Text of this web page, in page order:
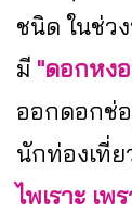
ชนิด ในช่ว
มี "ดอกหง
ออกดอกช่
นักท่องเที่ย
ไพเราะ เ